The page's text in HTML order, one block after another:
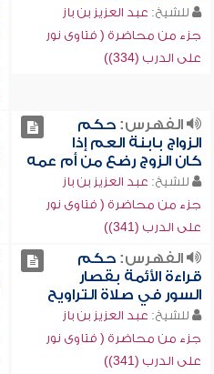
للشيخ: عبد العزيز بن باز
جزء من محاضرة ( فتاوى نور
على الدرب (334))
الفهرس:حكم
الزواج بابنة العم إذا
كان الزوج رضع من أم عمه
للشيخ: عبد العزيز بن باز
جزء من محاضرة ( فتاوى نور
على الدرب (341))
الفهرس:حكم
قراءة الأئمة بقصار
السور في صلاة التراويح
للشيخ: عبد العزيز بن باز
جزء من محاضرة ( فتاوى نور
على الدرب (341))